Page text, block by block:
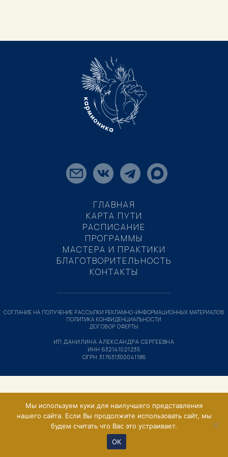
ГЛАВНАЯ
КАРТА ПУТИ
РАСПИСАНИЕ
ПРОГРАММЫ
МАСТЕРА И ПРАКТИКИ
БЛАГОТВОРИТЕЛЬНОСТЬ
КОНТАКТЫ
ИП ДАНИЛИНА АЛЕКСАНДРА СЕРГЕЕВНА
ИНН 632141021235
ОГРН 317631300041186
СОГЛАНИЕ НА ПОЛУЧЕНИЕ РАССЫЛКИ РЕКЛАМНО-ИНФОРМАЦИОННЫХ МАТЕРИАЛОВ
ПОЛИТИКА КОНФИДЕНЦИАЛЬНОСТИ
ДОГОВОР ОФЕРТЫ
Мы используем куки для наилучшего представления
нашего сайта. Если Вы продолжите использовать сайт, мы
будем считать что Вас это устраивает.
ОК